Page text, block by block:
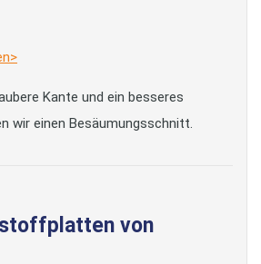
Kante und ein besseres
wir einen Besäumungsschnitt.
von